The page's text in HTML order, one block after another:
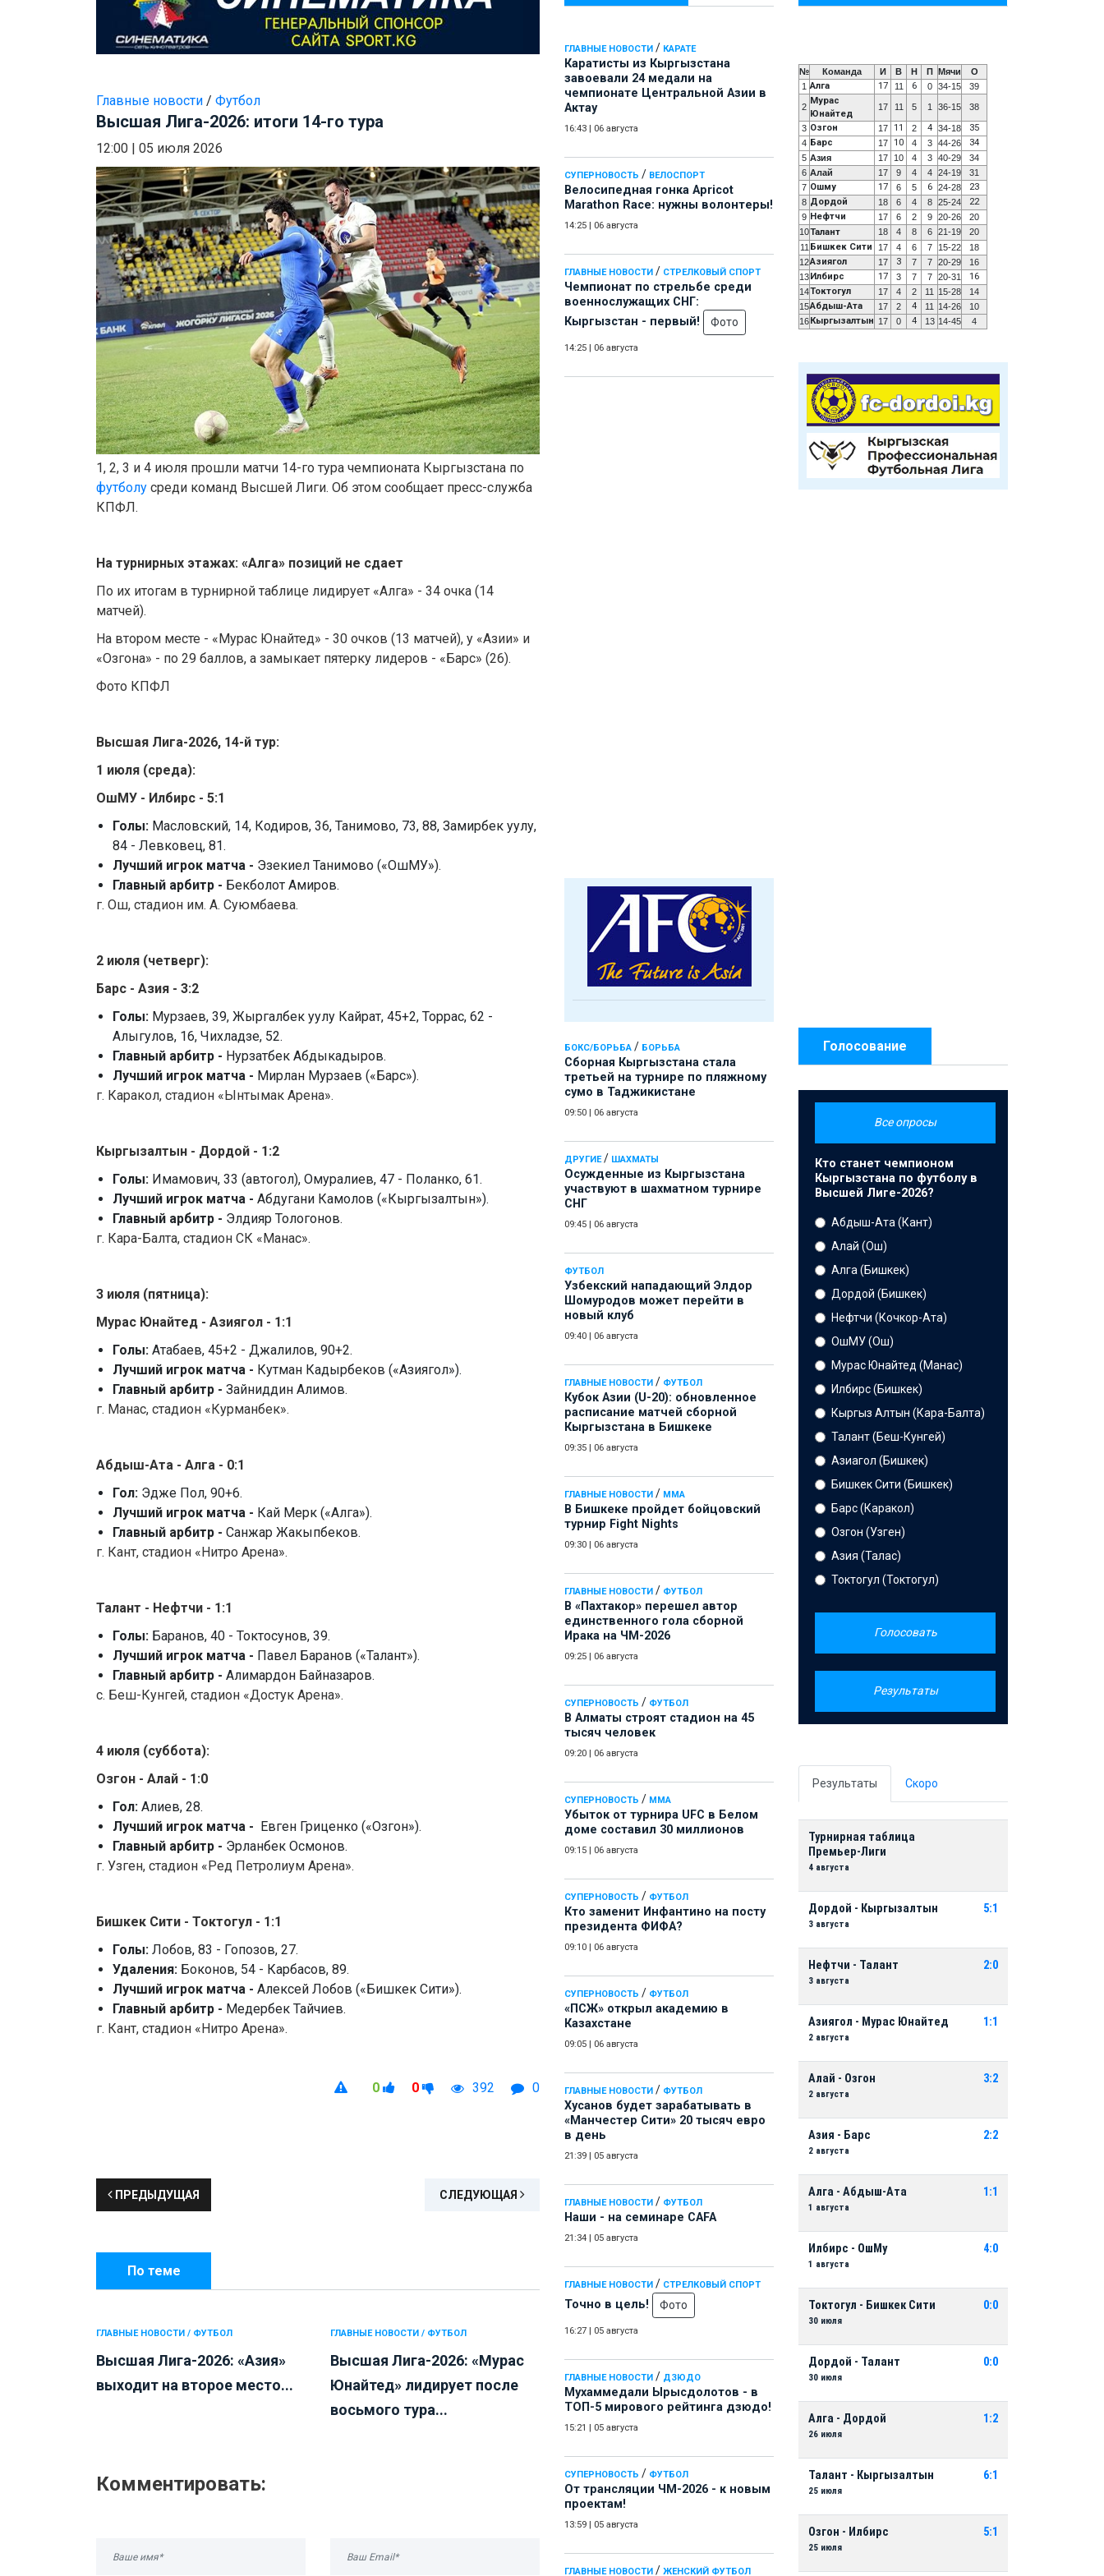
ГЛАВНЫЕ НОВОСТИ / КАРАТЕ
Каратисты из Кыргызстана
завоевали 24 медали на
чемпионате Центральной Азии в
Актау
16:43 06 августа
СУПЕРНОВОСТЬ / ВЕЛОСПОРТ
Велосипедная гонка Apricot
Marathon Race: нужны волонтеры!
14:25 06 августа
ГЛАВНЫЕ НОВОСТИ / СТРЕЛКОВЫЙ СПОРТ
Чемпионат по стрельбе среди
военнослужащих СНГ:
Кыргызстан - первый!
Фото
14:25 06 августа
БОКС/БОРЬБА / БОРЬБА
Сборная Кыргызстана стала
третьей на турнире по пляжному
сумо в Таджикистане
09:50 06 августа
ДРУГИЕ/ ШАХМАТЫ
Осужденные из Кыргызстана
участвуют в шахматном турнире
СНГ
09:45 06 августа
ФУТБОЛ
Узбекский нападающий Элдор
Шомуродов может перейти в
новый клуб
09:40 06 августа
ГЛАВНЫЕ НОВОСТИ / ФУТБОЛ
Кубок Азии (U-20): обновленное
расписание матчей сборной
Кыргызстана в Бишкеке
09:35 06 августа
ГЛАВНЫЕ НОВОСТИ / ММА
В Бишкеке пройдет бойцовский
турнир Fight Nights
09:30 06 августа
ГЛАВНЫЕ НОВОСТИ / ФУТБОЛ
В «Пахтакор» перешел автор
единственного гола сборной
Ирака на ЧМ-2026
09:25 06 августа
СУПЕРНОВОСТЬ / ФУТБОЛ
В Алматы строят стадион на 45
тысяч человек
09:20 06 августа
СУПЕРНОВОСТЬ / ММА
Убыток от турнира UFC в Белом
доме составил 30 миллионов
09:15 06 августа
СУПЕРНОВОСТЬ / ФУТБОЛ
Кто заменит Инфантино на посту
президента ФИФА?
09:10 06 августа
СУПЕРНОВОСТЬ / ФУТБОЛ
«ПСЖ» открыл академию в
Казахстане
09:05 06 августа
ГЛАВНЫЕ НОВОСТИ / ФУТБОЛ
Хусанов будет зарабатывать в
«Манчестер Сити» 20 тысяч евро
в день
21:39 05 августа
ГЛАВНЫЕ НОВОСТИ / ФУТБОЛ
Наши - на семинаре СAFA
21:34 05 августа
ГЛАВНЫЕ НОВОСТИ / СТРЕЛКОВЫЙ СПОРТ
Точно в цель! Фото
16:27 05 августа
ГЛАВНЫЕ НОВОСТИ / ДЗЮДО
Мухаммедали Ырысдолотов - в
ТОП-5 мирового рейтинга дзюдо!
15:21 05 августа
СУПЕРНОВОСТЬ / ФУТБОЛ
От трансляции ЧМ-2026 - к новым
проектам!
13:59 05 августа
ГЛАВНЫЕ НОВОСТИ / ЖЕНСКИЙ ФУТБОЛ
Главные новости / Футбол
Высшая Лига-2026: итоги 14-го тура
12:00 05 июля 2026
1, 2, 3 и 4 июля прошли матчи 14-го тура чемпионата Кыргызстана по
футболу среди команд Высшей Лиги. Об этом сообщает пресс-служба
КПФЛ.
На турнирных этажах: «Алга» позиций не сдает
По их итогам в турнирной таблице лидирует «Алга» - 34 очка (14
матчей).
На втором месте - «Мурас Юнайтед» - 30 очков (13 матчей), у «Азии» и
«Озгона» - по 29 баллов, а замыкает пятерку лидеров - «Барс» (26).
Фото КПФЛ
Высшая Лига-2026, 14-й тур:
1 июля (среда):
ОшМУ - Илбирс - 5:1
Голы: Масловский, 14, Кодиров, 36, Танимово, 73, 88, Замирбек уулу,
84 - Левковец, 81.
Лучший игрок матча - Эзекиел Танимово («ОшМУ»).
Главный арбитр - Бекболот Амиров.
г. Ош, стадион им. А. Суюмбаева.
2 июля (четверг):
Барс - Азия - 3:2
Голы: Мурзаев, 39, Жыргалбек уулу Кайрат, 45+2, Торрас, 62 -
Алыгулов, 16, Чихладзе, 52.
Главный арбитр - Нурзатбек Абдыкадыров.
Лучший игрок матча - Мирлан Мурзаев («Барс»).
г. Каракол, стадион «Ынтымак Арена».
Кыргызалтын - Дордой - 1:2
Голы: Имамович, 33 (автогол), Омуралиев, 47 - Поланко, 61.
Лучший игрок матча - Абдугани Камолов («Кыргызалтын»).
Главный арбитр - Элдияр Тологонов.
г. Кара-Балта, стадион СК «Манас».
3 июля (пятница):
Мурас Юнайтед - Азиягол - 1:1
Голы: Атабаев, 45+2 - Джалилов, 90+2.
Лучший игрок матча - Кутман Кадырбеков («Азиягол»).
Главный арбитр - Зайниддин Алимов.
г. Манас, стадион «Курманбек».
Абдыш-Ата - Алга - 0:1
Гол: Эдже Пол, 90+6.
Лучший игрок матча - Кай Мерк («Алга»).
Главный арбитр - Санжар Жакыпбеков.
г. Кант, стадион «Нитро Арена».
Талант - Нефтчи - 1:1
Голы: Баранов, 40 - Токтосунов, 39.
Лучший игрок матча - Павел Баранов («Талант»).
Главный арбитр - Алимардон Байназаров.
с. Беш-Кунгей, стадион «Достук Арена».
4 июля (суббота):
Озгон - Алай - 1:0
Гол: Алиев, 28.
Лучший игрок матча -
Евген Гриценко («Озгон»).
Главный арбитр - Эрланбек Осмонов.
г. Узген, стадион «Ред Петролиум Арена».
Бишкек Сити - Токтогул - 1:1
Голы: Лобов, 83 - Гопозов, 27.
Удаления: Боконов, 54 - Карбасов, 89.
Лучший игрок матча - Алексей Лобов («Бишкек Сити»).
Главный арбитр - Медербек Тайчиев.
г. Кант, стадион «Нитро Арена».
0 0 392 0
ПРЕДЫДУЩАЯ СЛЕДУЮЩАЯ
По теме
ГЛАВНЫЕ НОВОСТИ / ФУТБОЛ
Высшая Лига-2026: «Азия»
выходит на второе место...
ГЛАВНЫЕ НОВОСТИ / ФУТБОЛ
Высшая Лига-2026: «Мурас
Юнайтед» лидирует после
восьмого тура...
Комментировать:
№ Команда И В Н П Мячи
О
1 Алга 17 11 6 0 34-15 39
2
Мурас
Юнайтед
17 11 5 1 36-15 38
3 Озгон 17 11 2 4 34-18 35
4 Барс 17 10 4 3 44-26 34
5 Азия 17 10 4 3 40-29
34
6 Алай 17 9 4 4 24-19
31
7 Ошму 17 6 5 6 24-28 23
8 Дордой 18 6 4 8 25-24 22
9 Нефтчи 17 6 2 9 20-26
20
10Талант 18 4 8 6 21-19
20
11 Бишкек Сити 17 4 6 7 15-22
18
12Азиягол 17 3 7 7 20-29
16
13 Илбирс 17 3 7 7 20-31 16
14Токтогул 17 4 2 11 15-28
14
15Абдыш-Ата 17 2 4 11 14-26
10
16 Кыргызалтын 17 0 4 13 14-45 4
Голосование
Все опросы
Кто станет чемпионом
Кыргызстана по футболу в
Высшей Лиге-2026?
Абдыш-Ата (Кант)
Алай (Ош)
Алга (Бишкек)
Дордой (Бишкек)
Нефтчи (Кочкор-Ата)
ОшМУ (Ош)
Мурас Юнайтед (Манас)
Илбирс (Бишкек)
Кыргыз Алтын (Кара-Балта)
Талант (Беш-Кунгей)
Азиагол (Бишкек)
Бишкек Сити (Бишкек)
Барс (Каракол)
Озгон (Узген)
Азия (Талас)
Токтогул (Токтогул)
Голосовать
Результаты
Результаты Скоро
Турнирная таблица
Премьер-Лиги
4 августа
Дордой - Кыргызалтын
3 августа
5:1
Нефтчи - Талант
3 августа
2:0
Азиягол - Мурас Юнайтед
2 августа
1:1
Алай - Озгон
2 августа
3:2
Азия - Барс
2 августа
2:2
Алга - Абдыш-Ата
1 августа
1:1
Илбирс - ОшМу
1 августа
4:0
Токтогул - Бишкек Сити
30 июля
0:0
Дордой - Талант
30 июля
0:0
Алга - Дордой
26 июля
1:2
Талант - Кыргызалтын
25 июля
6:1
Озгон - Илбирс
25 июля
5:1